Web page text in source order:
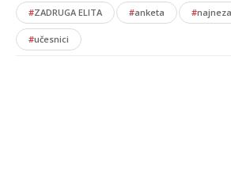
#ZADRUGA ELITA #anketa #
#učesnici